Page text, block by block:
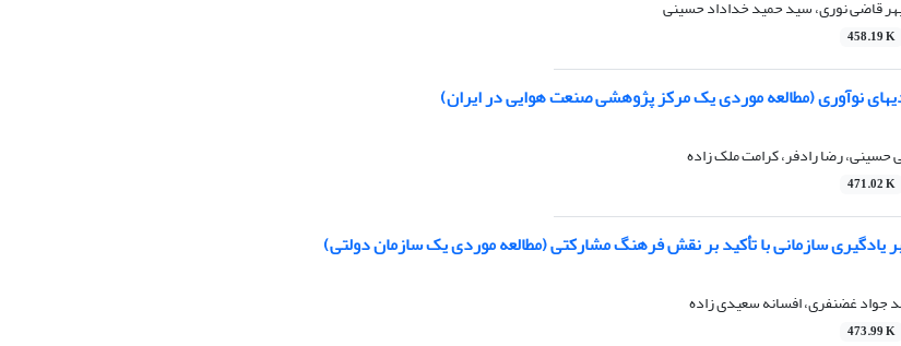
قاضی نوری، سید حمید خداداد حسینی
458.19 K
نوآوری (مطالعه موردی یک مرکز پژوهشی صنعت هوایی در ایران)
حسینی، رضا رادفر، کرامت ملک زاده
471.02 K
یادگیری سازمانی با تأکید بر نقش فرهنگ مشارکتی (مطالعه موردی یک سازمان دولتی)
جواد غضنفری، افسانه سعیدی زاده
473.99 K